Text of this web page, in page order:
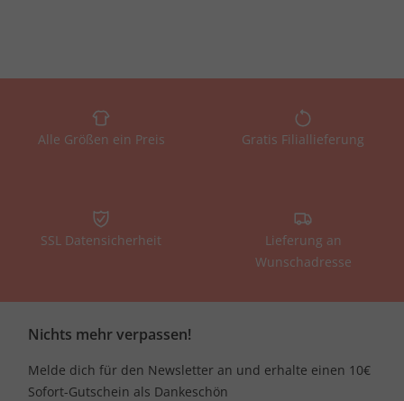
Alle Größen ein Preis Gratis Filiallieferung
SSL Datensicherheit
Lieferung an
Wunschadresse
Nichts mehr verpassen!
Melde dich für den Newsletter an und erhalte einen 10€
Sofort-Gutschein als Dankeschön